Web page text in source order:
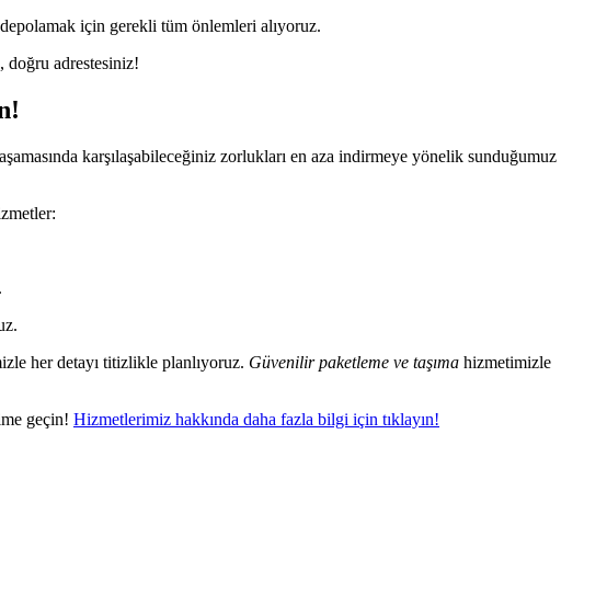
depolamak için gerekli tüm önlemleri alıyoruz.
doğru adrestesiniz!
karşılaşabileceğiniz zorlukları en aza indirmeye yönelik sunduğumuz
her detayı titizlikle planlıyoruz. Güvenilir paketleme ve taşıma hizmetimizle
geçin! Hizmetlerimiz hakkında daha fazla bilgi için tıklayın!